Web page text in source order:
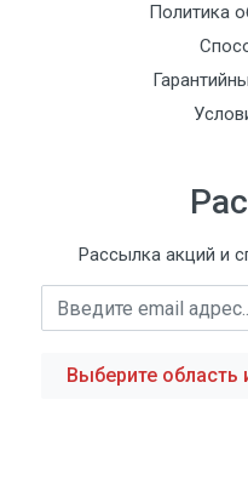
Политика
Рассылка акций и
Выберите область